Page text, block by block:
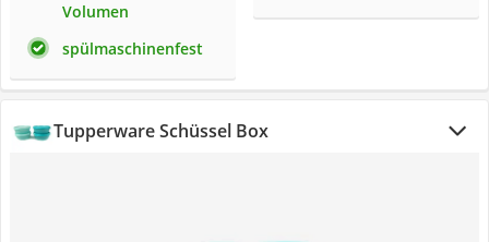
Volumen
spülmaschinenfest
Tupperware Schüssel Box